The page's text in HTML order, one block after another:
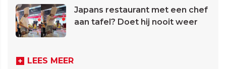
Japans restaurant met een chef
aan tafel? Doet hij nooit weer
LEES MEER